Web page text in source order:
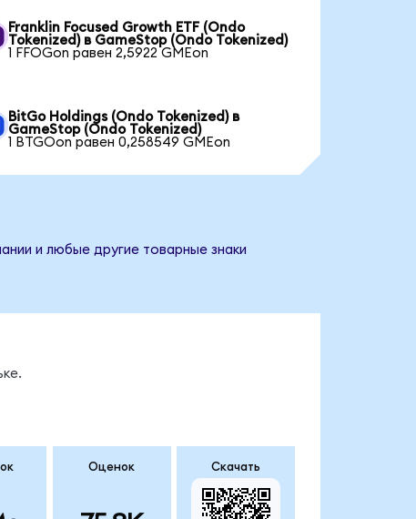
Franklin Focused Growth ETF (Ondo
Tokenized) в GameStop (Ondo Tokenized)
1 FFOGon равен 2,5922 GMEon
BitGo Holdings (Ondo Tokenized) в
GameStop (Ondo Tokenized)
1 BTGOon равен 0,258549 GMEon
и любые другие товарные знаки
Оценок Скачать